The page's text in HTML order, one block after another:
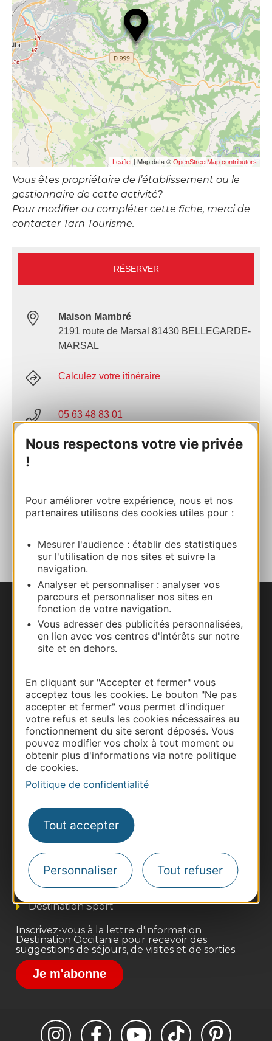
Nous respectons votre vie privée
!
Pour améliorer votre expérience, nous et nos
partenaires utilisons des cookies utiles pour :
Mesurer l'audience : établir des statistiques
sur l'utilisation de nos sites et suivre la
navigation.
Analyser et personnaliser : analyser vos
parcours et personnaliser nos sites en
fonction de votre navigation.
Vous adresser des publicités personnalisées,
en lien avec vos centres d'intérêts sur notre
site et en dehors.
En cliquant sur "Accepter et fermer" vous
acceptez tous les cookies. Le bouton "Ne pas
accepter et fermer" vous permet d'indiquer
votre refus et seuls les cookies nécessaires au
fonctionnement du site seront déposés. Vous
pouvez modifier vos choix à tout moment ou
obtenir plus d'informations via notre politique
de cookies.
Politique de confidentialité
Tout accepter
Personnaliser Tout refuser
Leaflet | Map data © OpenStreetMap contributors
Vous êtes propriétaire de l’établissement ou le
gestionnaire de cette activité?
Pour modifier ou compléter cette fiche, merci de
contacter Tarn Tourisme.
RÉSERVER
Maison Mambré
2191 route de Marsal 81430 BELLEGARDE-
MARSAL
Calculez votre itinéraire
05 63 48 83 01
E-mail
Nous contacter
Carte interactive
Thermalisme
Business/Mice
Pros d'Occitanie
Site presse et d'influence
Voyagistes
Destination Sport
Inscrivez-vous à la lettre d'information
Destination Occitanie pour recevoir des
suggestions de séjours, de visites et de sorties.
Je m'abonne